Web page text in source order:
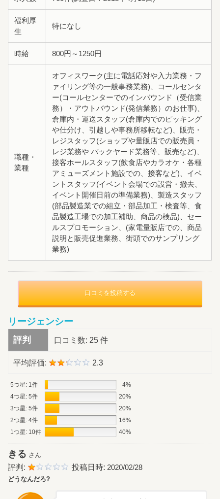
福利厚
生
特になし
時給 800円～1250円
職種・
業種
オフィスワーク(主に電話応対や入力業務・フ
ァイリング等の一般事務業務)、コールセンタ
ー(コールセンターでのインバウンド（受信業
務）・アウトバウンド(発信業務）のお仕事)、
倉庫内・運送スタッフ(倉庫内でのピッキング
や仕分け、引越しや事務所移転など)、販売・
レジスタッフ(ショップや量販店での販売員・
レジ業務や バックヤード業務等、販売など)、
接客ホールスタッフ(飲食店やカラオケ・各種
アミューズメント施設での、接客など)、イベ
ントスタッフ(イベント会場での設営・撤去、
イベント開催日前の準備業務)、製造スタッフ
(部品製造業での組立・部品加工・検査等、食
品製造工場での加工補助、商品の検品)、セー
ルスプロモーション、(家電量販店での、商品
説明と販売促進業務、街頭でのサンプリング
業務)
口コミを投稿する
リージェンシー
評判 口コミ数: 25 件
平均評価: 2.3
5つ星: 1件
4%
4つ星: 5件
20%
3つ星: 5件
20%
2つ星: 4件
16%
1つ星: 10件
40%
きる さん
評判: 投稿日時: 2020/02/28
どうなんだろ?